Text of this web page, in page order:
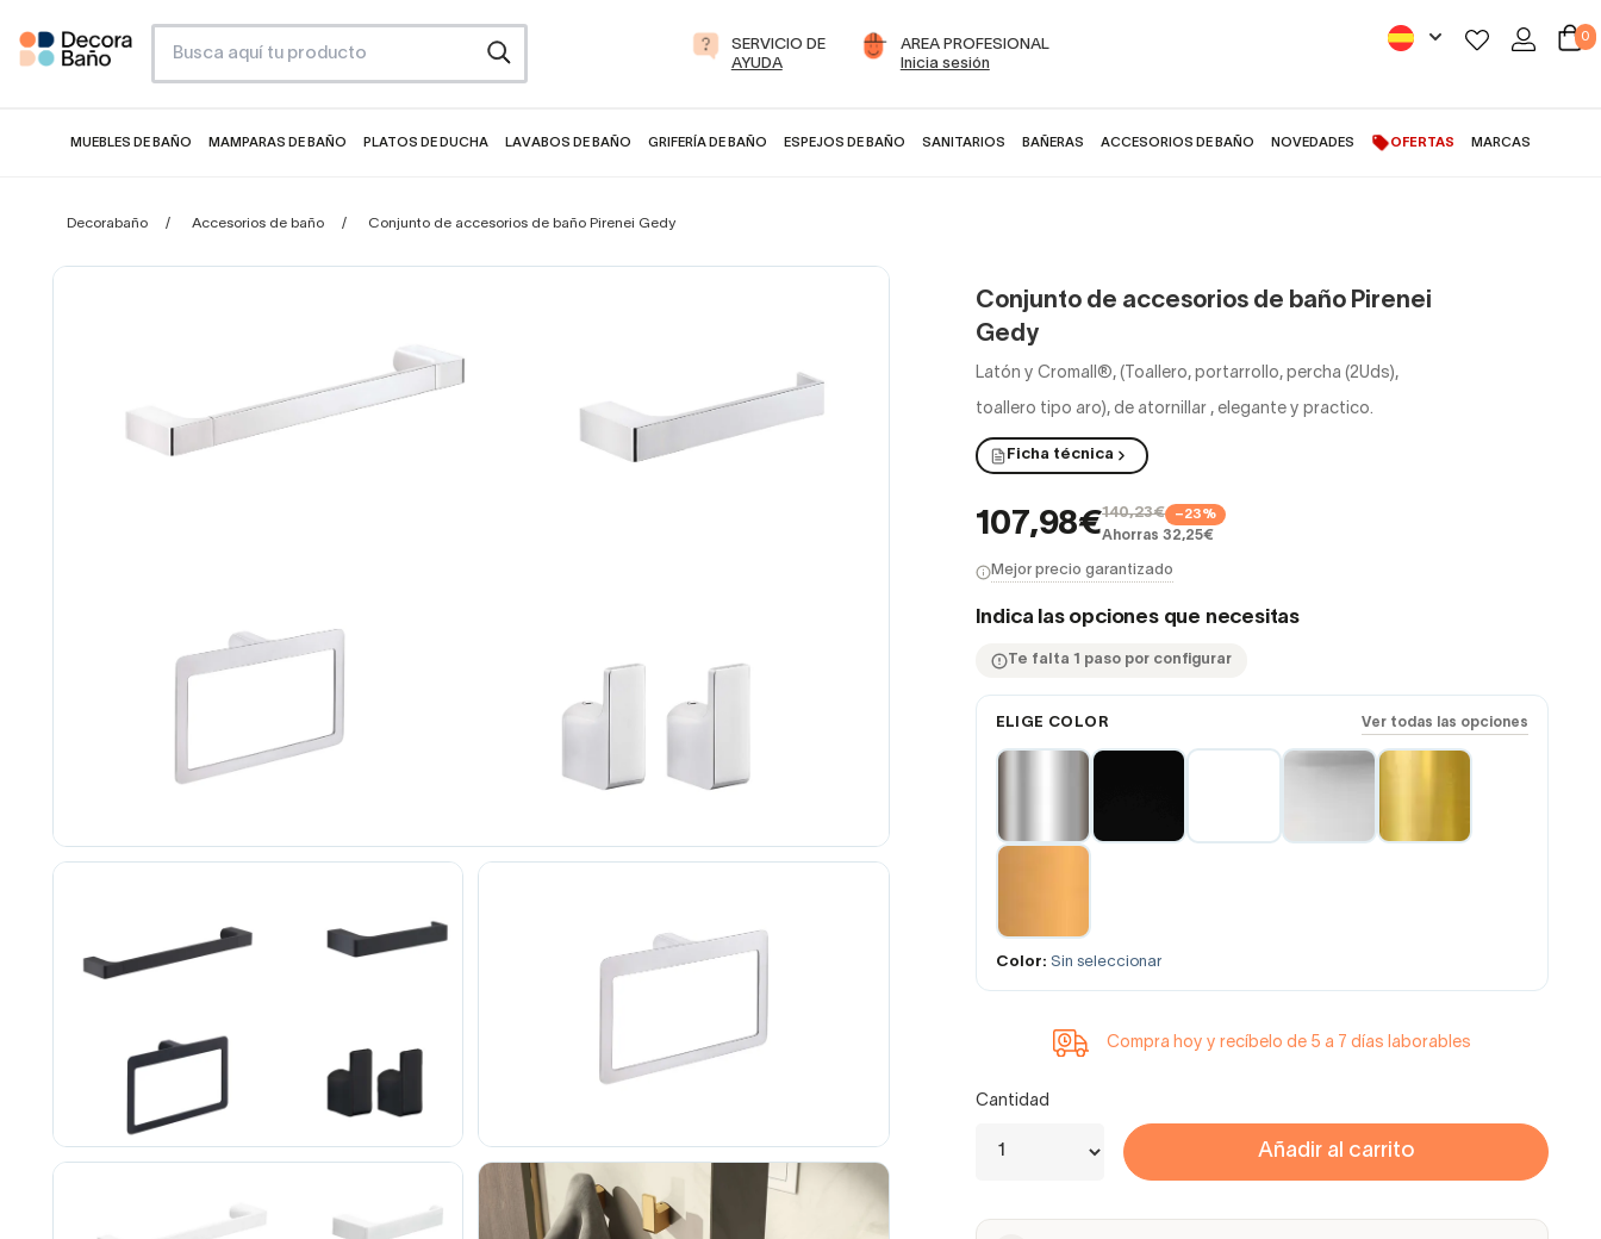
SERVICIO DE
AYUDA
AREA PROFESIONAL
Inicia sesión
0
MUEBLES DE BAÑO MAMPARAS DE BAÑO PLATOS DE DUCHA LAVABOS DE BAÑO GRIFERÍA DE BAÑO ESPEJOS DE BAÑO SANITARIOS BAÑERAS ACCESORIOS DE BAÑO NOVEDADES OFERTAS MARCAS
Decorabaño Accesorios de baño Conjunto de accesorios de baño Pirenei Gedy
Conjunto de accesorios de baño Pirenei
Gedy
Latón y Cromall®, (Toallero, portarrollo, percha (2Uds),
toallero tipo aro), de atornillar , elegante y practico.
Ficha técnica
107,98€140,23€ −23%
Ahorras 32,25€
Mejor precio garantizado
Indica las opciones que necesitas
Te falta 1 paso por configurar
ELIGE COLOR Ver todas las opciones
Color: Sin seleccionar
Compra hoy y recíbelo de 5 a 7 días laborables
Cantidad
Añadir al carrito